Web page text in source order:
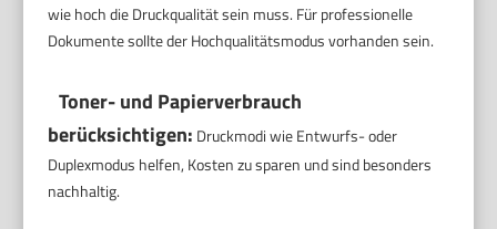
wie hoch die Druckqualität sein muss. Für professionelle
Dokumente sollte der Hochqualitätsmodus vorhanden sein.
Toner- und Papierverbrauch
berücksichtigen: Druckmodi wie Entwurfs- oder
Duplexmodus helfen, Kosten zu sparen und sind besonders
nachhaltig.